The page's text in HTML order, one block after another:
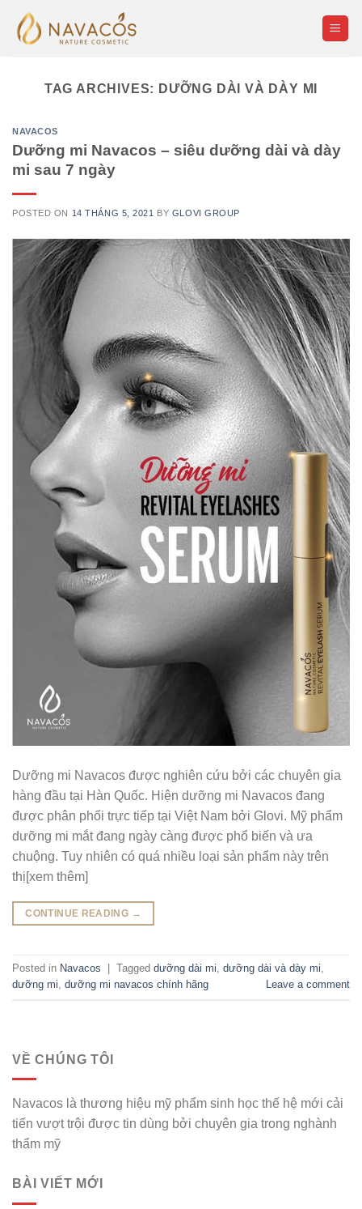
TAG ARCHIVES: DƯỠNG DÀI VÀ DÀY MI
NAVACOS
Dưỡng mi Navacos – siêu dưỡng dài và dày
mi sau 7 ngày
POSTED ON 14 THÁNG 5, 2021 BY GLOVI GROUP
Dưỡng mi Navacos được nghiên cứu bởi các chuyên gia
hàng đầu tại Hàn Quốc. Hiện dưỡng mi Navacos đang
được phân phối trực tiếp tại Việt Nam bởi Glovi. Mỹ phẩm
dưỡng mi mắt đang ngày càng được phổ biến và ưa
chuộng. Tuy nhiên có quá nhiều loại sản phẩm này trên
thị[xem thêm]
CONTINUE READING →
Posted in Navacos Tagged dưỡng dài mi dưỡng dài và dày mi
dưỡng mi dưỡng mi navacos chính hãng Leave a comment
VỀ CHÚNG TÔI
Navacos là thương hiệu mỹ phẩm sinh học thế hệ mới cải
tiến vượt trội được tin dùng bởi chuyên gia trong nghành
thẩm mỹ
BÀI VIẾT MỚI